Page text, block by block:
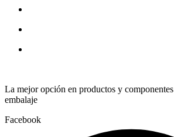
1210
La mejor opción en productos y
embalaje
Facebook